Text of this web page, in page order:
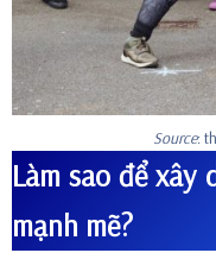
Source:
Làm sao để xây
mạnh mẽ?